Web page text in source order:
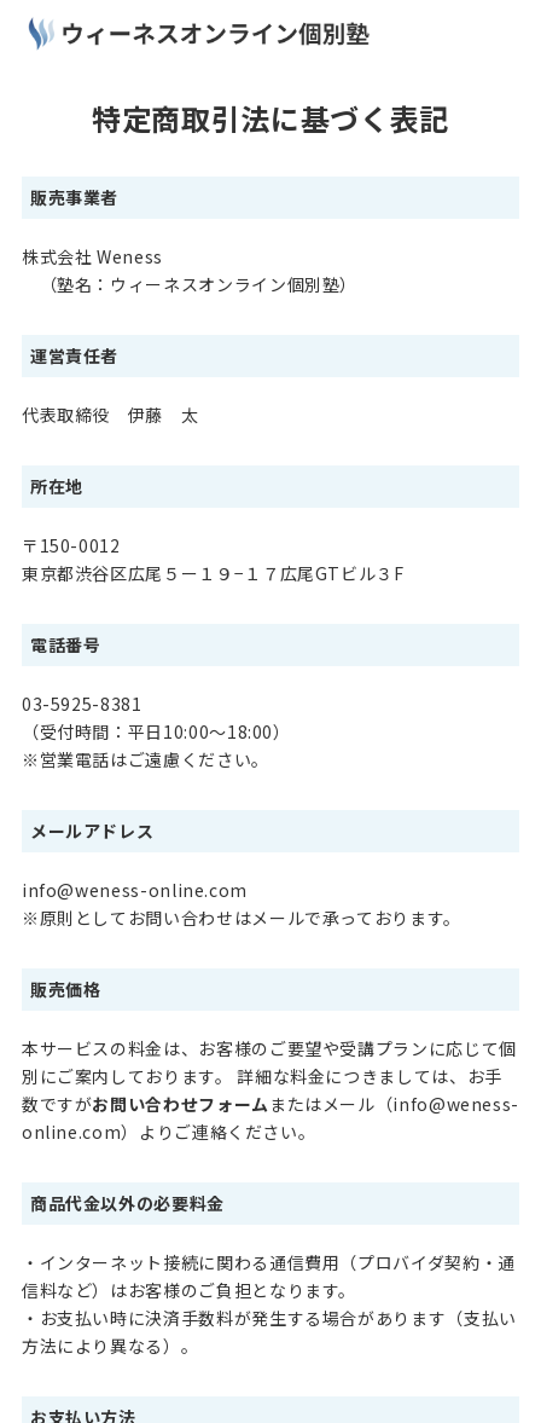
特定商取引法に基づく表記
販売事業者
株式会社 Weness
（塾名：ウィーネスオンライン個別塾）
運営責任者
代表取締役 伊藤 太
所在地
〒150-0012
東京都渋谷区広尾５ー１９−１７広尾GTビル３F
電話番号
03-5925-8381
（受付時間：平日10:00～18:00）
※営業電話はご遠慮ください。
メールアドレス
info@weness-online.com
※原則としてお問い合わせはメールで承っております。
販売価格
本サービスの料金は、お客様のご要望や受講プランに応じて個
別にご案内しております。 詳細な料金につきましては、お手
数ですがお問い合わせフォームまたはメール（info@weness-
online.com）よりご連絡ください。
商品代金以外の必要料金
・インターネット接続に関わる通信費用（プロバイダ契約・通
信料など）はお客様のご負担となります。
・お支払い時に決済手数料が発生する場合があります（支払い
方法により異なる）。
お支払い方法